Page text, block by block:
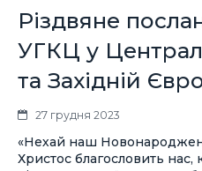
Різдвяне
УГКЦ у
та Західній
27 грудня 2023
«Нехай наш
Христос благословить